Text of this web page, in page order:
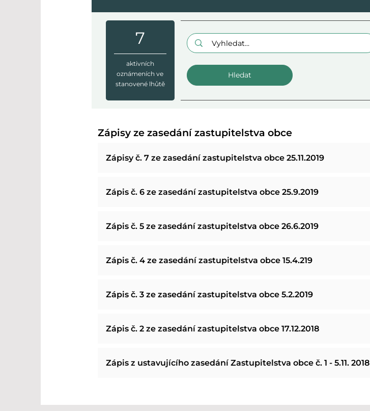
7
aktivních
oznámeních ve
stanovené lhůtě
Hledaný výraz:
Zápisy ze zasedání zastupitelstva obce
Zápisy č. 7 ze zasedání zastupitelstva obce 25.11.2019
Zápis č. 6 ze zasedání zastupitelstva obce 25.9.2019
Zápis č. 5 ze zasedání zastupitelstva obce 26.6.2019
Zápis č. 4 ze zasedání zastupitelstva obce 15.4.219
Zápis č. 3 ze zasedání zastupitelstva obce 5.2.2019
Zápis č. 2 ze zasedání zastupitelstva obce 17.12.2018
Zápis z ustavujícího zasedání Zastupitelstva obce č. 1 - 5.11. 2018